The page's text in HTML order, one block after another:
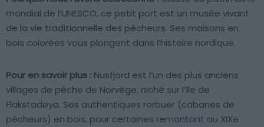
mondial de l’UNESCO, ce petit port est un musée vivant
de la vie traditionnelle des pêcheurs. Ses maisons en
bois colorées vous plongent dans l’histoire nordique.
Pour en savoir plus : Nusfjord est l’un des plus anciens
villages de pêche de Norvège, niché sur l’île de
Flakstadøya. Ses authentiques rorbuer (cabanes de
pêcheurs) en bois, pour certaines remontant au XIXe